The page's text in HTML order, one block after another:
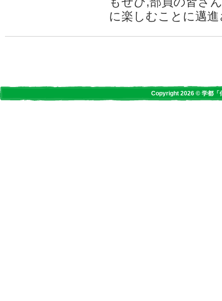
に楽しむことに邁
Copyright 2026 © 学都「